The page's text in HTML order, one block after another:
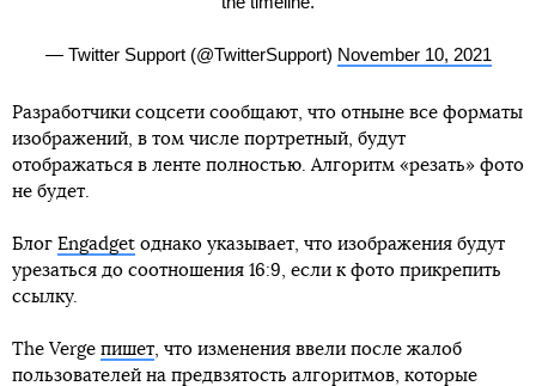
— Twitter Support (@TwitterSupport) November 10, 2021
Разработчики соцсети сообщают, что отныне все форматы
изображений, в том числе портретный, будут
отображаться в ленте полностью. Алгоритм «резать» фото
не будет.
Блог Engadget однако указывает, что изображения будут
урезаться до соотношения 16:9, если к фото прикрепить
ссылку.
The Verge пишет, что изменения ввели после жалоб
пользователей на предвзятость алгоритмов, которые